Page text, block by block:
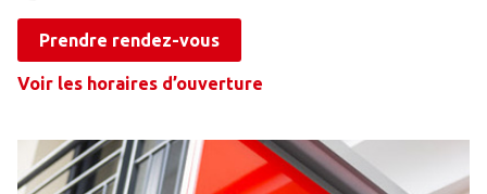
Prendre rendez-vous
Voir les horaires d’ouverture